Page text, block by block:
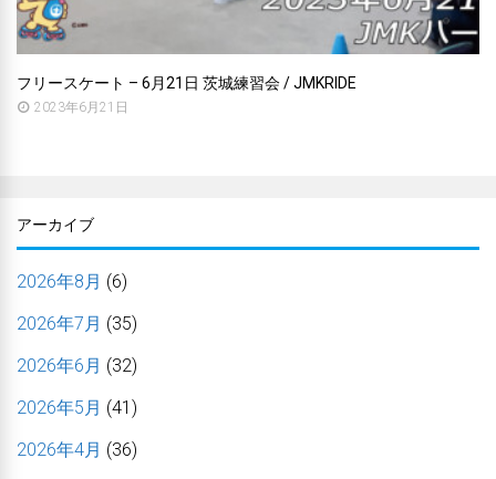
フリースケート – 6月21日 茨城練習会 / JMKRIDE
2023年6月21日
アーカイブ
2026年8月 (6)
2026年7月 (35)
2026年6月 (32)
2026年5月 (41)
2026年4月 (36)